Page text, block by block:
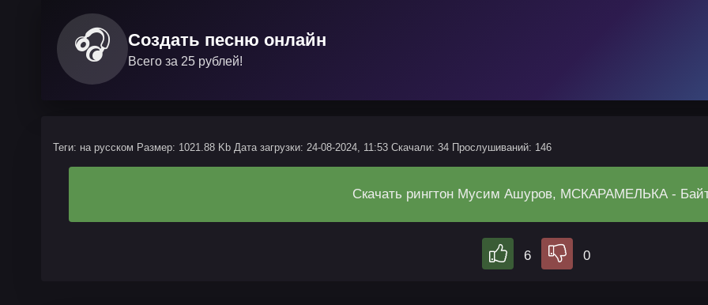
🎧 Создать песню онлайн
Всего за 25 рублей!
Теги: на русском Размер: 1021.88 Kb Дата загрузки: 24-08-2024, 11:53 Скачали: 34 Прослушиваний: 146
Скачать рингтон Мусим Ашуров, МСКАРАМЕЛЬКА -
6 0